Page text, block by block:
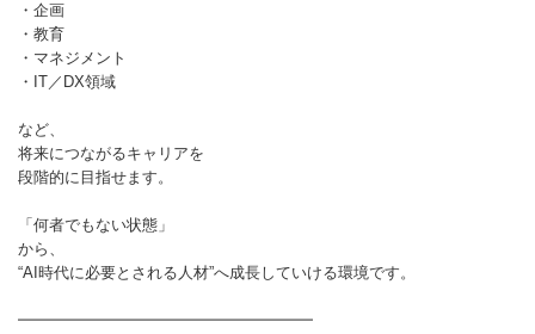
・企画
・教育
・マネジメント
・IT／DX領域
など、
将来につながるキャリアを
段階的に目指せます。
「何者でもない状態」
から、
“AI時代に必要とされる人材”へ成長していける環境です。
━━━━━━━━━━━━━━━━━━━